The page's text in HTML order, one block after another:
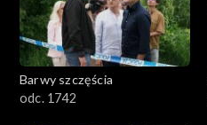
Barwy szczęścia
odc. 1742